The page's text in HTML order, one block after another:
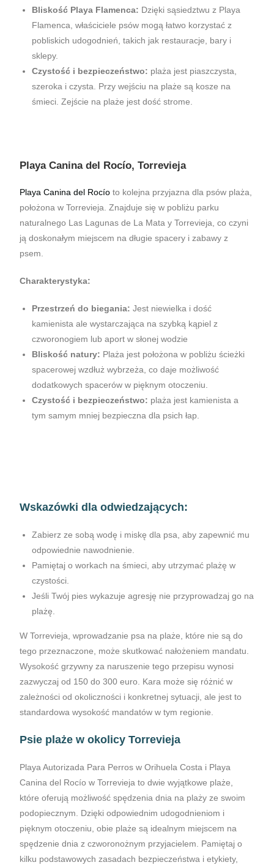
Bliskość Playa Flamenca: Dzięki sąsiedztwu z Playa
Flamenca, właściciele psów mogą łatwo korzystać z
pobliskich udogodnień, takich jak restauracje, bary i
sklepy.
Czystość i bezpieczeństwo: plaża jest piaszczysta,
szeroka i czysta. Przy wejściu na plaże są kosze na
śmieci. Zejście na plaże jest dość strome.
Playa Canina del Rocío, Torrevieja
Playa Canina del Rocío to kolejna przyjazna dla psów plaża,
położona w Torrevieja. Znajduje się w pobliżu parku
naturalnego Las Lagunas de La Mata y Torrevieja, co czyni
ją doskonałym miejscem na długie spacery i zabawy z
psem.
Charakterystyka:
Przestrzeń do biegania: Jest niewielka i dość
kamienista ale wystarczająca na szybką kąpiel z
czworonogiem lub aport w słonej wodzie
Bliskość natury: Plaża jest położona w pobliżu ścieżki
spacerowej wzdłuż wybrzeża, co daje możliwość
dodatkowych spacerów w pięknym otoczeniu.
Czystość i bezpieczeństwo: plaża jest kamienista a
tym samym mniej bezpieczna dla psich łap.
Wskazówki dla odwiedzających:
Zabierz ze sobą wodę i miskę dla psa, aby zapewnić mu
odpowiednie nawodnienie.
Pamiętaj o workach na śmieci, aby utrzymać plażę w
czystości.
Jeśli Twój pies wykazuje agresję nie przyprowadzaj go na
plażę.
W Torrevieja, wprowadzanie psa na plaże, które nie są do
tego przeznaczone, może skutkować nałożeniem mandatu.
Wysokość grzywny za naruszenie tego przepisu wynosi
zazwyczaj od 150 do 300 euro. Kara może się różnić w
zależności od okoliczności i konkretnej sytuacji, ale jest to
standardowa wysokość mandatów w tym regionie.
Psie plaże w okolicy Torrevieja
Playa Autorizada Para Perros w Orihuela Costa i Playa
Canina del Rocío w Torrevieja to dwie wyjątkowe plaże,
które oferują możliwość spędzenia dnia na plaży ze swoim
podopiecznym. Dzięki odpowiednim udogodnieniom i
pięknym otoczeniu, obie plaże są idealnym miejscem na
spędzenie dnia z czworonożnym przyjacielem. Pamiętaj o
kilku podstawowych zasadach bezpieczeństwa i etykiety,